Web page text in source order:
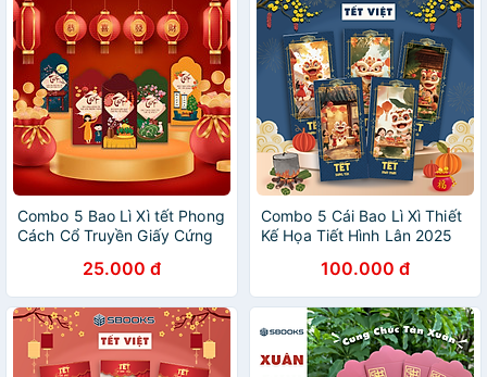
Combo 5 Bao Lì Xì tết Phong
Cách Cổ Truyền Giấy Cứng
25.000 đ
Combo 5 Cái Bao Lì Xì Thiết
Kế Họa Tiết Hình Lân 2025
Dặn - SBOOKS
100.000 đ